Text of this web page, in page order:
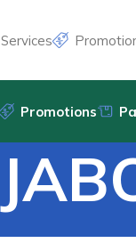
Services
Promotions